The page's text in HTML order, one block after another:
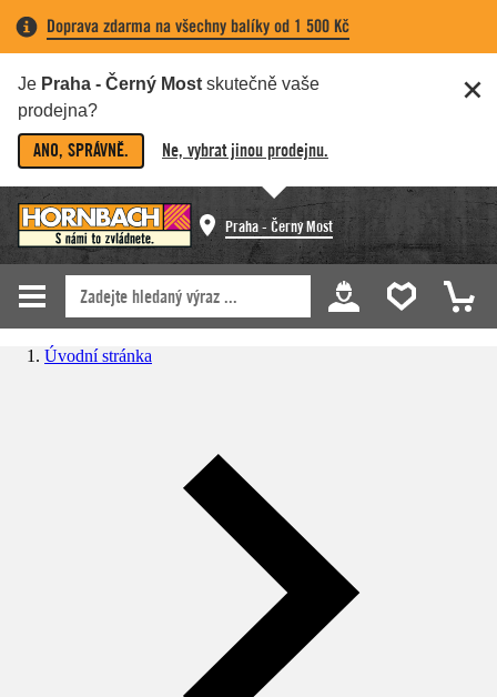
Doprava zdarma na všechny balíky od 1 500 Kč
Je Praha - Černý Most skutečně vaše
prodejna?
ANO, SPRÁVNĚ. Ne, vybrat jinou prodejnu.
Praha - Černý Most
Úvodní stránka